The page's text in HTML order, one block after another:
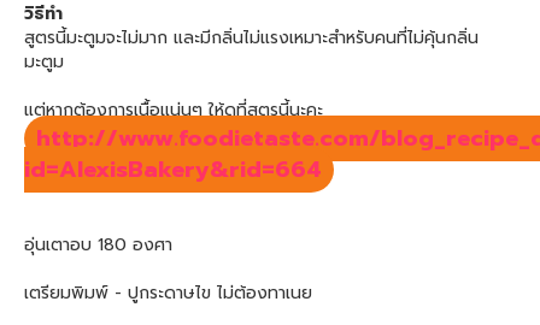
วิธีทำ
สูตรนี้มะตูมจะไม่มาก และมีกลิ่นไม่แรงเหมาะสำหรับคนที่ไม่คุ้นกลิ่น
มะตูม
แต่หากต้องการเนื้อแน่นๆ ให้ดูที่สูตรนี้นะคะ
http://www.foodietaste.com/
id=AlexisBakery&rid=664
อุ่นเตาอบ 180 องศา
เตรียมพิมพ์ - ปูกระดาษไข ไม่ต้องทาเนย